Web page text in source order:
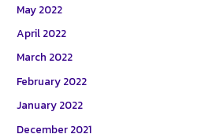
May 2022
April 2022
March 2022
February 2022
January 2022
December 2021